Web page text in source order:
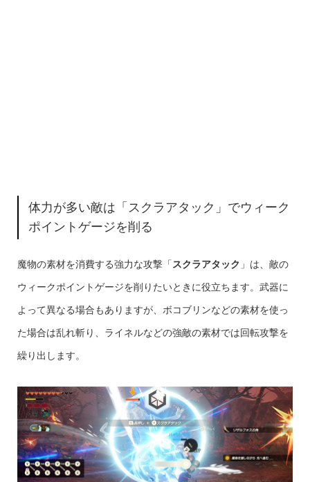
体力が多い敵は「スクラアタック」でウィーク
ポイントゲージを削る
魔物の素材を消費する強力な攻撃「 スクラアタック 」は、敵の
ウィークポイントゲージを削りたいときに役立ちます。武器に
よって異なる場合もありますが、ボコブリンなどの素材を使っ
た場合は乱れ斬り、ライネルなどの強敵の素材では回転攻撃を
繰り出します。